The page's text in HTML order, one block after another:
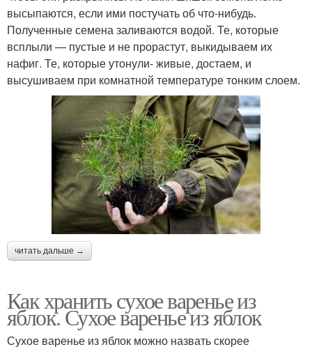
высыпаются, если ими постучать об что-нибудь.
Полученные семена заливаются водой. Те, которые
всплыли — пустые и не прорастут, выкидываем их
нафиг. Те, которые утонули- живые, достаем, и
высушиваем при комнатной температуре тонким слоем.
читать дальше →
Как хранить сухое варенье из
яблок. Сухое варенье из яблок
Сухое варенье из яблок можно назвать скорее